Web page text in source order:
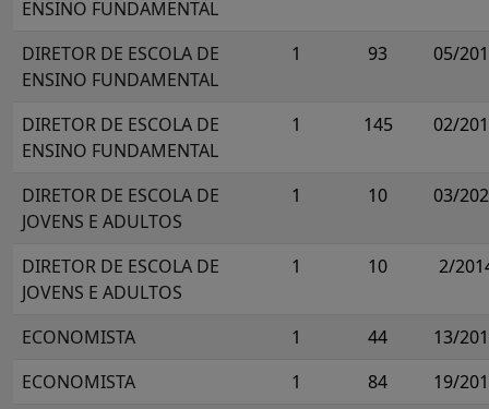
ENSINO FUNDAMENTAL
DIRETOR DE ESCOLA DE
ENSINO FUNDAMENTAL
1 93 05/
DIRETOR DE ESCOLA DE
ENSINO FUNDAMENTAL
1 145 02/
DIRETOR DE ESCOLA DE
JOVENS E ADULTOS
1 10 03/
DIRETOR DE ESCOLA DE
JOVENS E ADULTOS
1 10 2/
ECONOMISTA 1 44
13/
ECONOMISTA
1 84
19/